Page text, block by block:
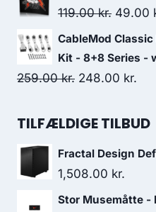
was:
is:
119.00kr.
price
was:
119.00
49.00
CableMod
Kit - 8+8 Series -
259.00kr. Original
was:
248.00 kr.
is:
TILFÆLDIGE TILBUD
Fractal Design
1,508.00 kr.
Stor Musemåtte -